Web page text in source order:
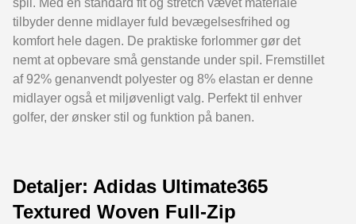
spil. Med en standard fit og stretch vævet materiale
tilbyder denne midlayer fuld bevægelsesfrihed og
komfort hele dagen. De praktiske forlommer gør det
nemt at opbevare små genstande under spil. Fremstillet
af 92% genanvendt polyester og 8% elastan er denne
midlayer også et miljøvenligt valg. Perfekt til enhver
golfer, der ønsker stil og funktion på banen.
Detaljer: Adidas Ultimate365
Textured Woven Full-Zip